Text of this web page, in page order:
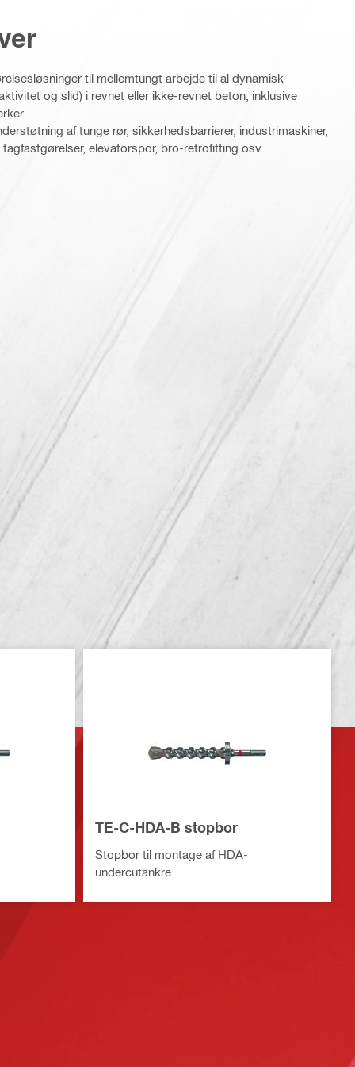
til mellemtungt arbejde til al dynamisk
og slid) i revnet eller ikke-revnet beton, inklusive
af tunge rør, sikkerhedsbarrierer, industrimaskiner,
elevatorspor, bro-retrofitting osv.
TE-C-HDA-B stopbor
Stopbor til montage af HDA-
undercutankre